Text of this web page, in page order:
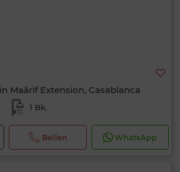
Maârif Extension, Casablanca
1 Bk.
Bellen WhatsApp